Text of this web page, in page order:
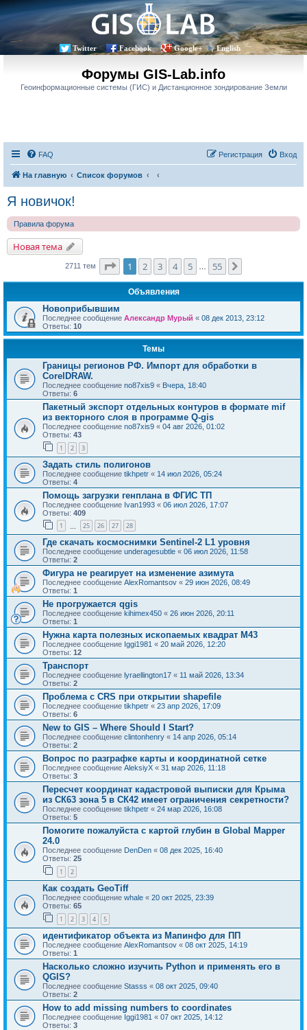
Twitter Facebook Google+ English
Форумы GIS-Lab.info
Геоинформационные системы (ГИС) и Дистанционное зондирование Земли
FAQ Вход
Регистрация
На главную Список форумов
Я новичок!
Правила форума
Новая тема
2711 тем Страница1 из
1 2 3 4 5 55
Объявления
Новоприбывшим
Последнее сообщение Александр Мурый « 08 дек 2013, 23:12
Ответы: 10
Темы
Границы регионов РФ. Импорт для обработки в
CorelDRAW.
Последнее сообщение no87xis9 « Вчера, 18:40
Ответы: 6
Пакетный экспорт отдельных контуров в формате mif
из векторного слоя в программе Q-gis
Последнее сообщение no87xis9 « 04 авг 2026, 01:02
Ответы: 43
1 2 3
Задать стиль полигонов
Последнее сообщение tikhpetr « 14 июл 2026, 05:24
Ответы: 4
Помощь загрузки генплана в ФГИС ТП
Последнее сообщение Ivan1993 « 06 июл 2026, 17:07
Ответы: 409
1 25 26 27 28
Где скачать космоснимки Sentinel-2 L1 уровня
Последнее сообщение underagesubtle « 06 июл 2026, 11:58
Ответы: 2
Фигура не реагирует на изменение азимута
Последнее сообщение AlexRomantsov « 29 июн 2026, 08:49
Ответы: 1
Не прогружается qgis
Последнее сообщение kihimex450 « 26 июн 2026, 20:11
Ответы: 1
Нужна карта полезных ископаемых квадрат M43
Последнее сообщение Iggi1981 « 20 май 2026, 12:20
Ответы: 12
Транспорт
Последнее сообщение lyraellington17 « 11 май 2026, 13:34
Ответы: 2
Проблема с CRS при открытии shapefile
Последнее сообщение tikhpetr « 23 апр 2026, 17:09
Ответы: 6
New to GIS – Where Should I Start?
Последнее сообщение clintonhenry « 14 апр 2026, 05:14
Ответы: 2
Вопрос по разграфке карты и координатной сетке
Последнее сообщение AleksiyX « 31 мар 2026, 11:18
Ответы: 3
Пересчет координат кадастровой выписки для Крыма
из СК63 зона 5 в СК42 имеет ограничения секретности?
Последнее сообщение tikhpetr « 24 мар 2026, 16:08
Ответы: 5
Помогите пожалуйста с картой глубин в Global Mapper
24.0
Последнее сообщение DenDen « 08 дек 2025, 16:40
Ответы: 25
1 2
Как создать GeoTiff
Последнее сообщение whale « 20 окт 2025, 23:39
Ответы: 65
1 2 3 4 5
идентификатор объекта из Мапинфо для ПП
Последнее сообщение AlexRomantsov « 08 окт 2025, 14:19
Ответы: 1
Насколько сложно изучить Python и применять его в
QGIS?
Последнее сообщение Stasss « 08 окт 2025, 09:40
Ответы: 2
How to add missing numbers to coordinates
Последнее сообщение Iggi1981 « 07 окт 2025, 14:12
Ответы: 3